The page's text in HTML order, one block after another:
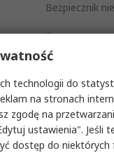
Bezpiecznik
F
Substrat
0.39mm
-40°C
technologii do
na stronach
zgodę na
ustawienia". Jeśli
dostęp do niektórych